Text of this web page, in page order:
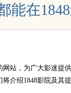
能在
站，为广大影迷
介绍1848影院及其